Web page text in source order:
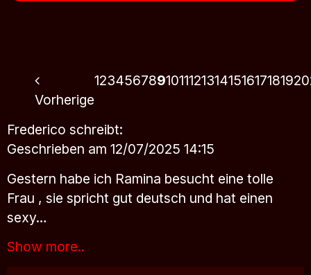
Vorherige
1234567891011121314151617181920
Frederico schreibt:
Geschrieben am 12/07/2025 14:15
Gestern habe ich Ramina besucht eine tolle
Frau , sie spricht gut deutsch und hat einen
sexy…
Show more..